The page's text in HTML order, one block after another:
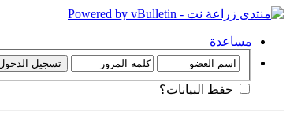
مساعدة
حفظ البيانات؟